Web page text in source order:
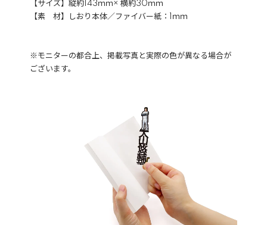
【サイズ】縦約143ｍｍ× 横約30ｍｍ
【素 材】しおり本体／ファイバー紙：1ｍｍ
※モニターの都合上、掲載写真と実際の色が異なる場合が
ございます。